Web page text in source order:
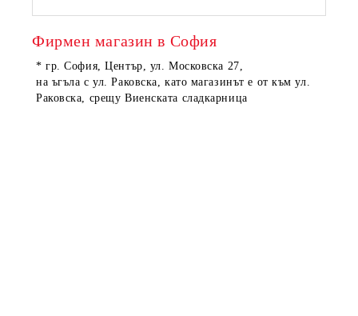
Фирмен магазин в София
* гр. София, Център, ул. Московска 27,
на ъгъла с ул. Раковска, като магазинът е от към ул.
Раковска, срещу Виенската сладкарница